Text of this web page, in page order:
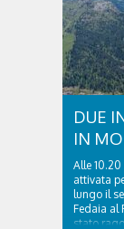
DUE
IN
Alle 10.20
attivata
lungo il
Fedaia al
stato